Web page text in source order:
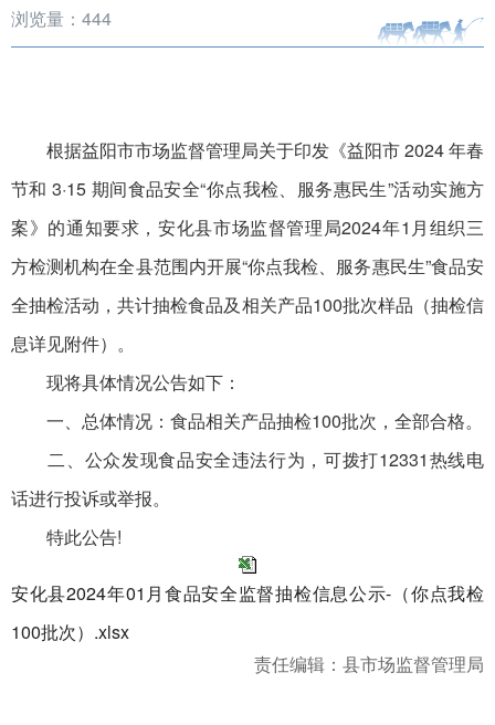
浏览量： 444
根据益阳市市场监督管理局关于印发《益阳市 2024 年春
节和 3·15 期间食品安全“你点我检、服务惠民生”活动实施方
案》的通知要求，安化县市场监督管理局2024年1月组织三
方检测机构在全县范围内开展“你点我检、服务惠民生”食品安
全抽检活动，共计抽检食品及相关产品100批次样品（抽检信
息详见附件）。
现将具体情况公告如下：
一、总体情况：食品相关产品抽检100批次，全部合格。
二、公众发现食品安全违法行为，可拨打12331热线电
话进行投诉或举报。
特此公告!
安化县2024年01月食品安全监督抽检信息公示-（你点我检
100批次）.xlsx
责任编辑：县市场监督管理局